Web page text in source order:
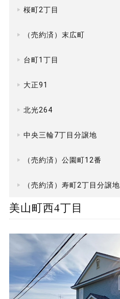
桜町2丁目
（売約済）末広町
台町1丁目
大正91
北光264
中央三輪7丁目分譲地
（売約済）公園町12番
（売約済）寿町2丁目分譲地
美山町西4丁目